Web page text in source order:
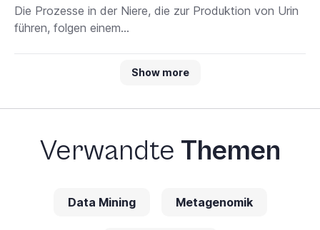
Die Prozesse in der Niere, die zur Produktion von Urin
führen, folgen einem...
Show more
Verwandte Themen
Data Mining Metagenomik